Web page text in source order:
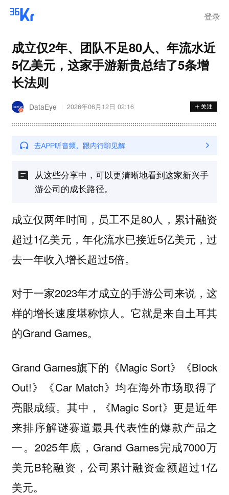
登录
成立仅2年、团队不足80人、年流水近
5亿美元，这家手游新贵总结了5条增
长法则
DataEye 2026年06月12日 02:16
从这些分享中，可以更清晰地看到这家新兴手
游公司的成长路径。
成立仅两年时间，员工不足80人，累计融资
超过1亿美元，年化流水已接近5亿美元，过
去一年收入增长超过5倍。
对于一家2023年才成立的手游公司来说，这
样的增长速度堪称惊人。它就是来自土耳其
的Grand Games。
Grand Games旗下的《Magic Sort》《Block
Out!》《Car Match》均在海外市场取得了
亮眼成绩。其中，《Magic Sort》更是近年
来排序解谜赛道最具代表性的爆款产品之
一。2025年底，Grand Games完成7000万
美元B轮融资，公司累计融资金额超过1亿
美元。